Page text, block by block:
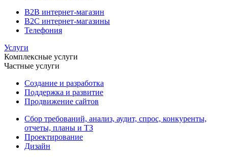
B2B интернет-магазин
B2C интернет-магазины
Телефония
Услуги
Комплексные услуги
Частные услуги
Создание и разработка
Поддержка и развитие
Продвижение сайтов
Сбор требований, анализ, аудит, спрос, конкуренты,
отчеты, планы и ТЗ
Проектирование
Дизайн